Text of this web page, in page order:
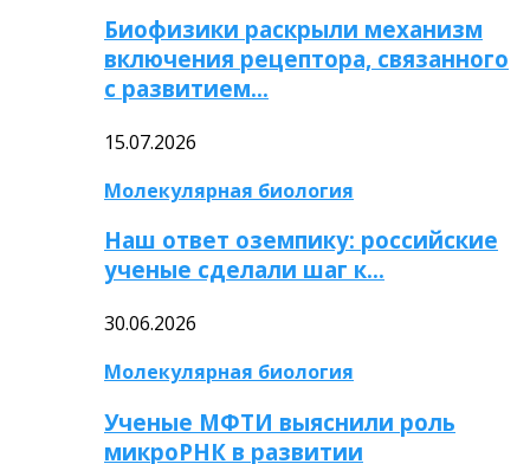
Биофизики раскрыли механизм
включения рецептора, связанного
с развитием…
15.07.2026
Молекулярная биология
Наш ответ оземпику: российские
ученые сделали шаг к…
30.06.2026
Молекулярная биология
Ученые МФТИ выяснили роль
микроРНК в развитии